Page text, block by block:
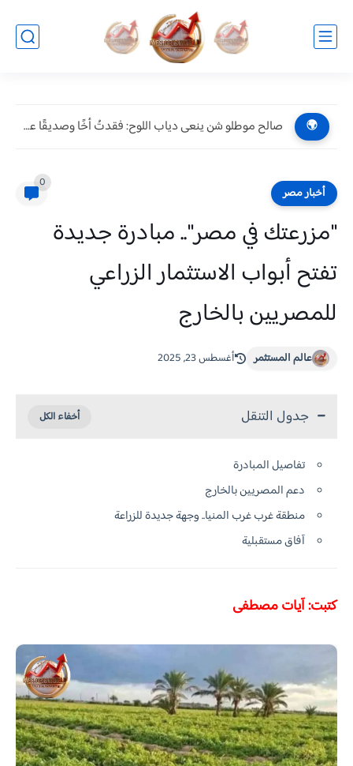
🌍 صالح موطلو شن ينعى دياب اللوح: فقدتُ أخًا وصديقًا عزيزًا.....
أخبار مصر
0
"مزرعتك في مصر".. مبادرة جديدة
تفتح أبواب الاستثمار الزراعي
للمصريين بالخارج
عالم المستثمر أغسطس 23, 2025
جدول التنقل
تفاصيل المبادرة
دعم المصريين بالخارج
منطقة غرب غرب المنيا.. وجهة جديدة للزراعة
آفاق مستقبلية
كتبت: آيات مصطفى